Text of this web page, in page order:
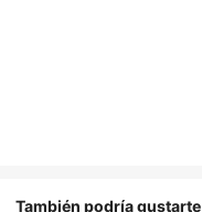
También podría gustarte